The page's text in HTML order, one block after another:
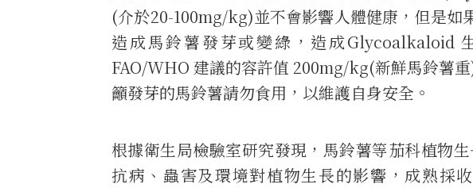
(介於20-100mg/kg)並不會影響人體健康，但是如
造成馬鈴薯發芽或變綠，造成Glycoalkaloid
FAO/WHO 建議的容許值 200mg/kg(新鮮馬鈴薯
籲發芽的馬鈴薯請勿食用，以維護自身安全。
根據衛生局檢驗室研究發現，馬鈴薯等茄科植物
抗病、蟲害及環境對植物生長的影響，成熟採